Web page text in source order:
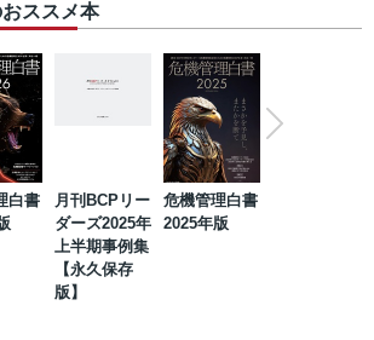
ススメ本
白書
月刊BCPリー
ダーズ2025年
上半期事例集
【永久保存
版】
危機管理白書
2025年版